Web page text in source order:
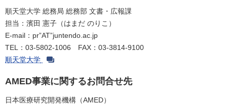
順天堂大学 総務局 総務部 文書・広報課
担当：濱田 憲子（はまだ のりこ）
E-mail：pr”AT”juntendo.ac.jp
TEL：03-5802-1006 FAX：03-3814-9100
順天堂大学
AMED事業に関するお問合せ先
日本医療研究開発機構（AMED）